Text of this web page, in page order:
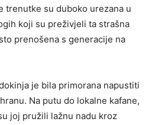
trenutke su duboko urezana u
koji su preživjeli ta strašna
prenošena s generacije na
je bila primorana napustiti
Na putu do lokalne kafane,
joj pružili lažnu nadu kroz